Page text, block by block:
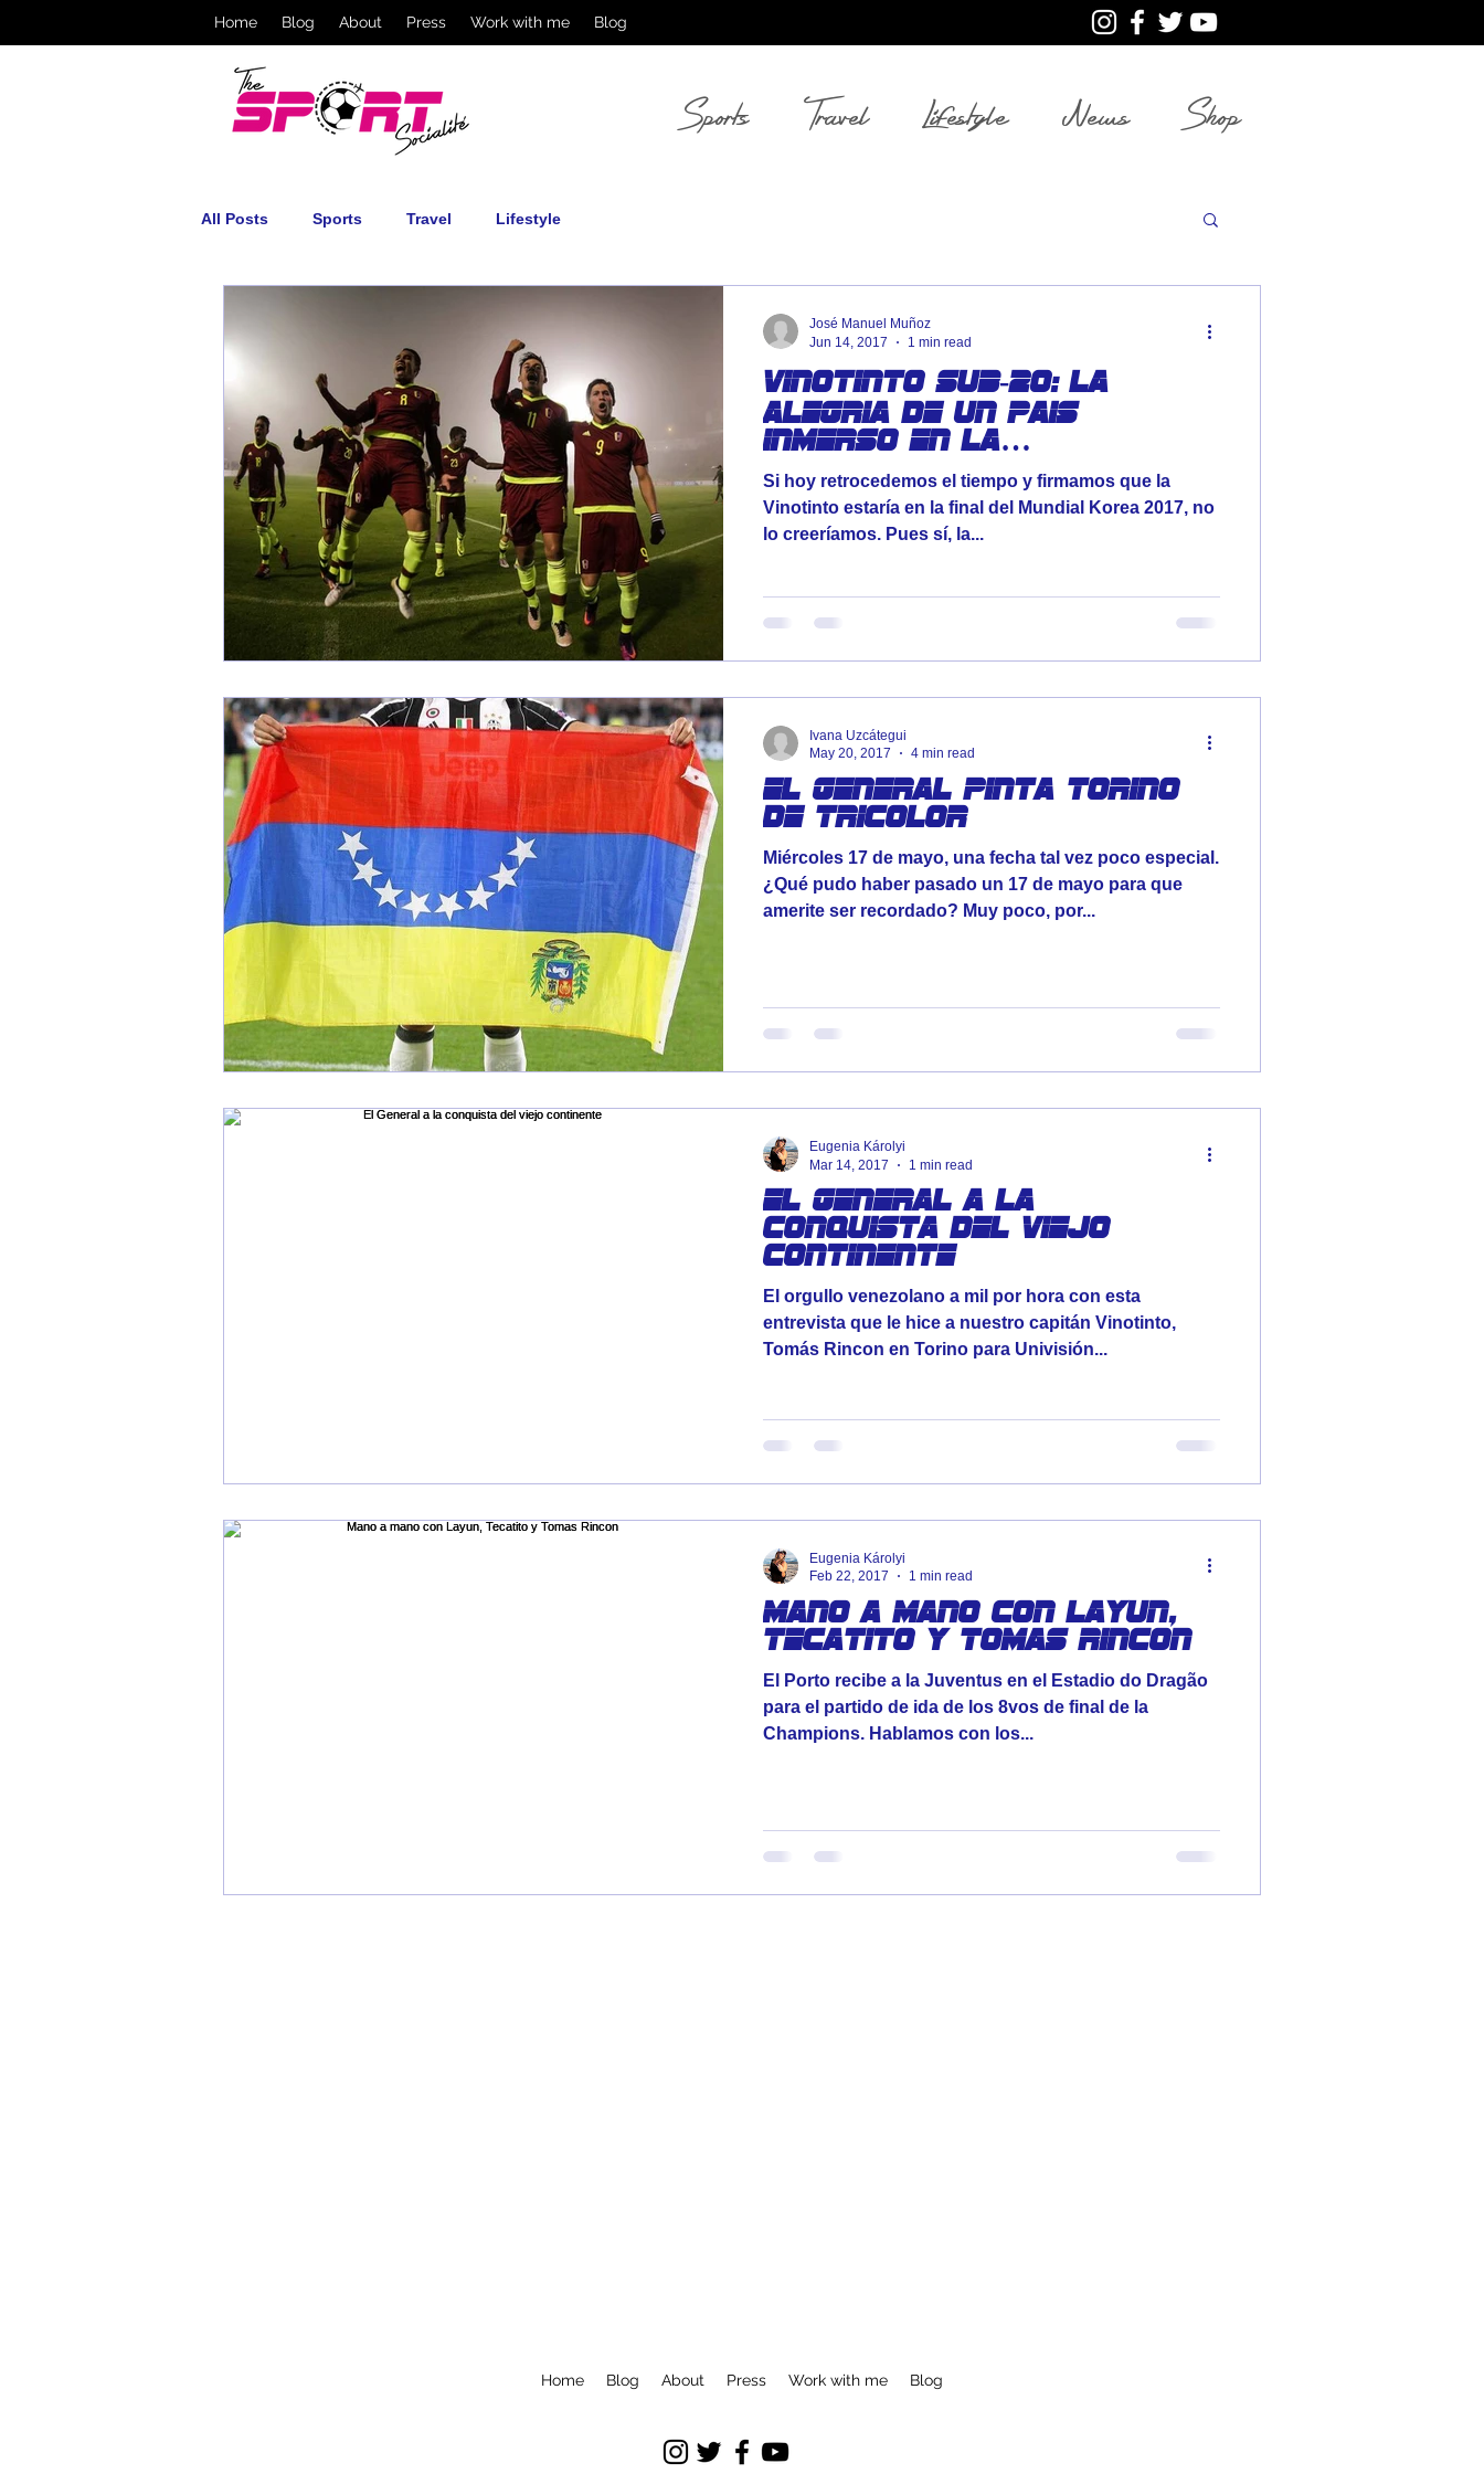
Home Blog About Press Work with me Blog
Sports Travel Lifestyle News Shop
All Posts Sports Travel Lifestyle
Vinotinto Sub-20: La
alegria de un pais
inmerso en la
desesperanza
Si hoy retrocedemos el tiempo y firmamos que la
Vinotinto estaría en la final del Mundial Korea 2017, no
lo creeríamos. Pues sí, la...
José Manuel Muñoz
Jun 14, 2017
1 min read
El General pinta Torino
de tricolor
Miércoles 17 de mayo, una fecha tal vez poco especial.
¿Qué pudo haber pasado un 17 de mayo para que
amerite ser recordado? Muy poco, por...
Ivana Uzcátegui
May 20, 2017
4 min read
El General a la
conquista del viejo
continente
El orgullo venezolano a mil por hora con esta
entrevista que le hice a nuestro capitán Vinotinto,
Tomás Rincon en Torino para Univisión...
Eugenia Károlyi
Mar 14, 2017
1 min read
Mano a mano con Layun,
Tecatito y Tomas Rincon
El Porto recibe a la Juventus en el Estadio do Dragão
para el partido de ida de los 8vos de final de la
Champions. Hablamos con los...
Eugenia Károlyi
Feb 22, 2017
1 min read
Home Blog About Press Work with me Blog